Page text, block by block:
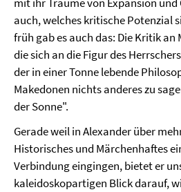
auch, welches kritische Potenzial
früh gab es auch das: Die Kritik an
die sich an die Figur des
der in einer Tonne lebende
Makedonen nichts anderes zu
der Sonne".
Gerade weil in Alexander über
Historisches und Märchenhaftes
Verbindung eingingen, bietet er
kaleidoskopartigen Blick darauf,